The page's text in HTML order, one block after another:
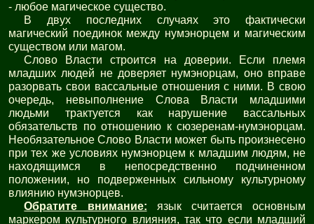
- любое магическое существо.
В двух последних случаях это фактически
магический поединок между нумэнорцем и магическим
существом или магом.
Слово Власти строится на доверии. Если племя
младших людей не доверяет нумэнорцам, оно вправе
разорвать свои вассальные отношения с ними. В свою
очередь, невыполнение Слова Власти младшими
людьми трактуется как нарушение вассальных
обязательств по отношению к сюзеренам-нумэнорцам.
Необязательное Слово Власти может быть произнесено
при тех же условиях нумэнорцем к младшим людям, не
находящимся в непосредственно подчиненном
положении, но подверженных сильному культурному
влиянию нумэнорцев.
Обратите внимание: язык считается основным
маркером культурного влияния, так что если младший